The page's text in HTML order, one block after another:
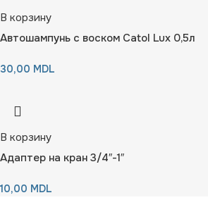
В корзину
Автошампунь с воском Catol Lux 0,5л
30,00 MDL
В корзину
Адаптер на кран 3/4″-1″
10,00 MDL